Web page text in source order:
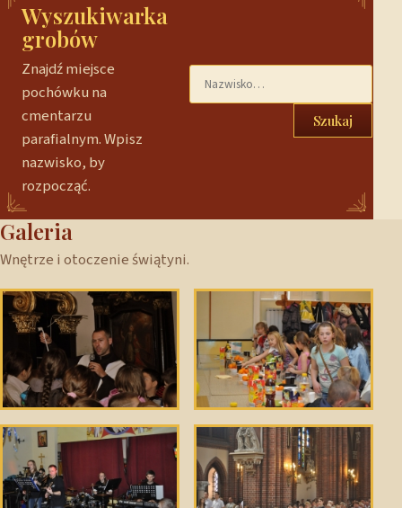
Wyszukiwarka
grobów
Znajdź miejsce
pochówku na
cmentarzu
parafialnym. Wpisz
nazwisko, by
rozpocząć.
Szukaj
Galeria
Wnętrze i otoczenie świątyni.